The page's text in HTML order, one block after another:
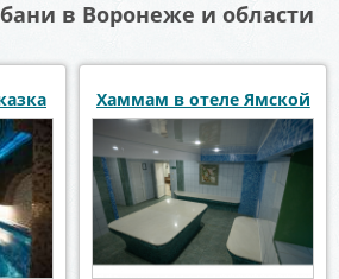
в Воронеже и области
Хаммам в отеле Ямской